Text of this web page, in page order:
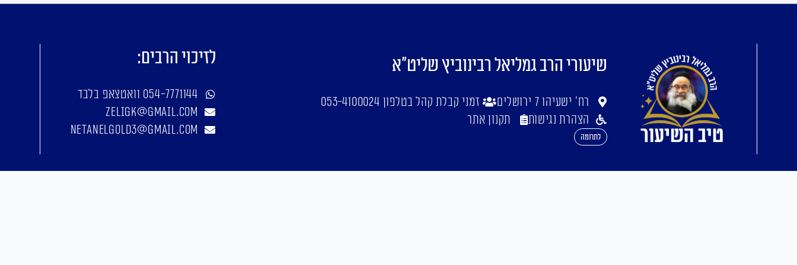
שיעורי הרב גמליאל רבינוביץ שליט"א
רח' ישעיהו 7 ירושלים
זמני קבלת קהל בטלפון 053-4100024
הצהרת נגישות
תקנון אתר
לתרומה
לזיכוי הרבים:
054-7771144 וואטצאפ בלבד
zeligk@gmail.com
netanelgold3@gmail.com